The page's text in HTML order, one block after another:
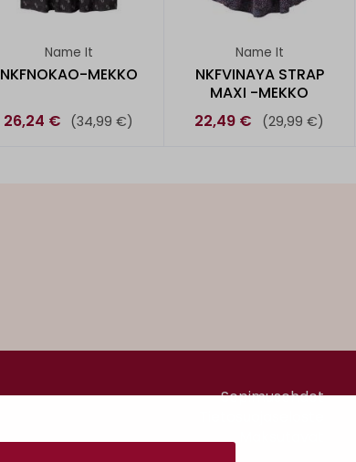
Name It
NKFNOKAO-MEKKO
26,24 € (34,99 €)
Name It
NKFVINAYA STRAP
MAXI -MEKKO
22,49 €
(29,99 €)
Sopimusehdot